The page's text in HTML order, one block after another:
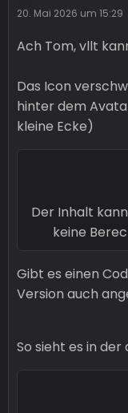
20. Mai 2026 um 15:29
Ach Tom, vllt
Das Icon
hinter dem
kleine Ecke)
Der Inhalt
keine
Gibt es einen
Version auch
So sieht es in